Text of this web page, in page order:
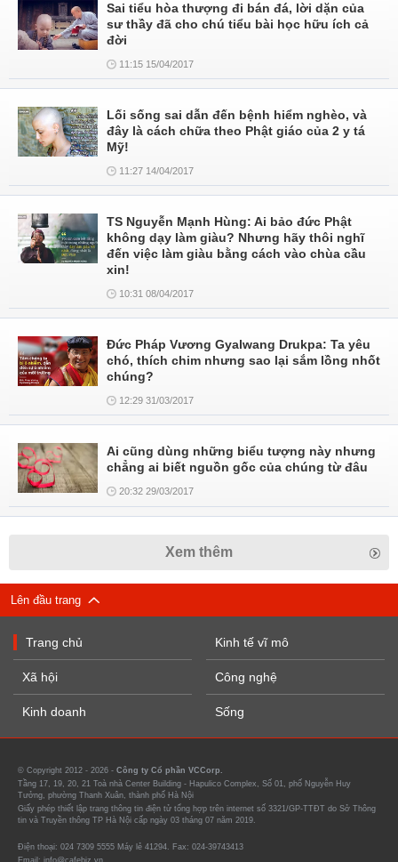
Sai tiểu hòa thượng đi bán đá, lời dặn của
sư thầy đã cho chú tiểu bài học hữu ích cả
đời
11:15 15/04/2017
Lối sống sai dẫn đến bệnh hiểm nghèo, và
đây là cách chữa theo Phật giáo của 2 y tá
Mỹ!
11:27 14/04/2017
TS Nguyễn Mạnh Hùng: Ai bảo đức Phật
không dạy làm giàu? Nhưng hãy thôi nghĩ
đến việc làm giàu bằng cách vào chùa cầu
xin!
10:31 08/04/2017
Đức Pháp Vương Gyalwang Drukpa: Ta yêu
chó, thích chim nhưng sao lại sắm lồng nhốt
chúng?
12:29 31/03/2017
Ai cũng dùng những biểu tượng này nhưng
chẳng ai biết nguồn gốc của chúng từ đâu
20:32 29/03/2017
Xem thêm
Lên đầu trang
Trang chủ
Xã hội
Kinh doanh
Kinh tế vĩ mô
Công nghệ
Sống
© Copyright 2012 - 2026 - Công ty Cổ phần VCCorp.
Tầng 17, 19, 20, 21 Toà nhà Center Building - Hapulico Complex, Số 01, phố Nguyễn Huy
Tưởng, phường Thanh Xuân, thành phố Hà Nội
Giấy phép thiết lập trang thông tin điện tử tổng hợp trên internet số 3321/GP-TTĐT do Sở Thông
tin và Truyền thông TP Hà Nội cấp ngày 03 tháng 07 năm 2019.
Điện thoại: 024 7309 5555 Máy lẻ 41294. Fax: 024-39743413
Email: info@cafebiz.vn